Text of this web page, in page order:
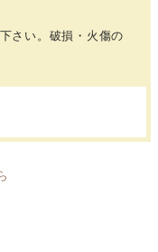
さい。破損・火傷の